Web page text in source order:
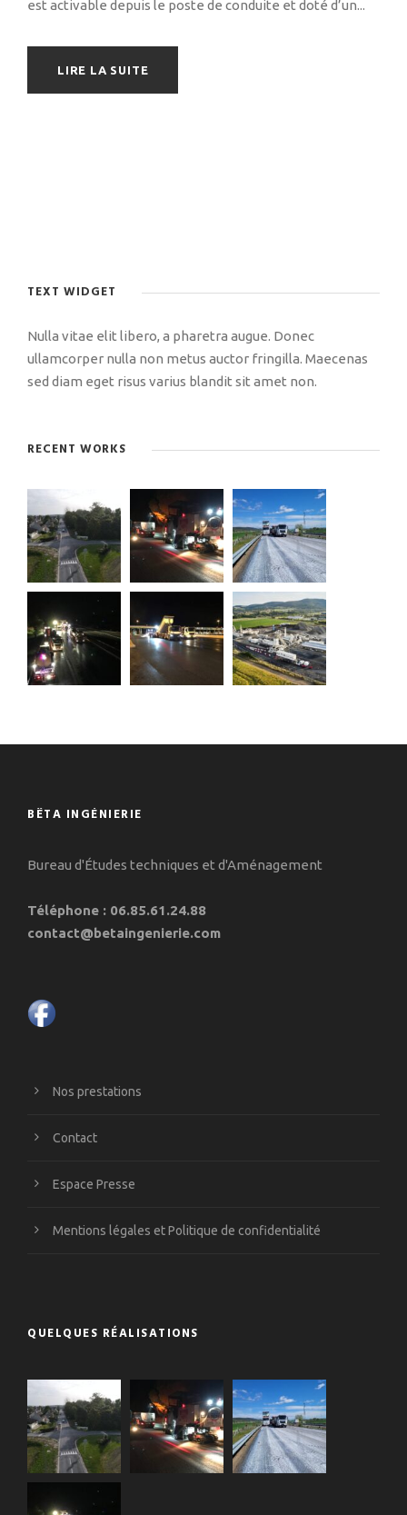
est activable depuis le poste de conduite et doté d’un...
LIRE LA SUITE
TEXT WIDGET
Nulla vitae elit libero, a pharetra augue. Donec
ullamcorper nulla non metus auctor fringilla. Maecenas
sed diam eget risus varius blandit sit amet non.
RECENT WORKS
BÊTA INGÉNIERIE
Bureau d'Études techniques et d'Aménagement
Téléphone : 06.85.61.24.88
contact@betaingenierie.com
Nos prestations
Contact
Espace Presse
Mentions légales et Politique de confidentialité
QUELQUES RÉALISATIONS